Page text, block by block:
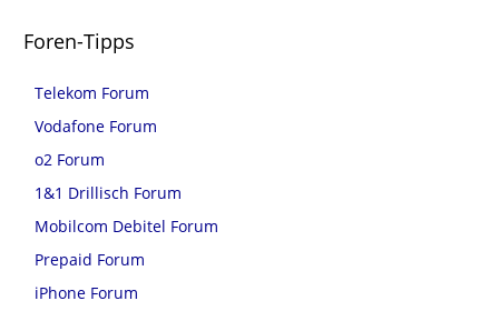
Foren-Tipps
Telekom Forum
Vodafone Forum
o2 Forum
1&1 Drillisch Forum
Mobilcom Debitel Forum
Prepaid Forum
iPhone Forum